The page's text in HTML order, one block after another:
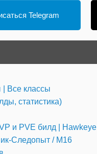
Telegram
| Все классы
статистика)
и PVE билд | Hawkeye
Следопыт / M16